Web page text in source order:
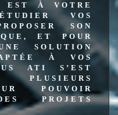
EST À VOTRE
VOS
SON
ET POUR
SOLUTION
À VOS
ATI S’EST
POUVOIR
PROJETS